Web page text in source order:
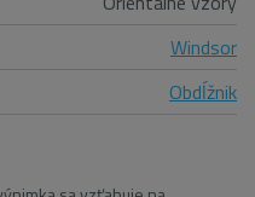
Windsor
Obdĺžnik